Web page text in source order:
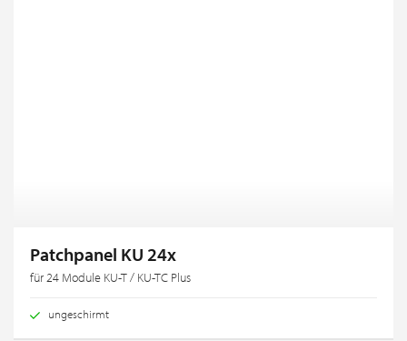
Patchpanel KU 24x
für 24 Module KU-T / KU-TC Plus
ungeschirmt